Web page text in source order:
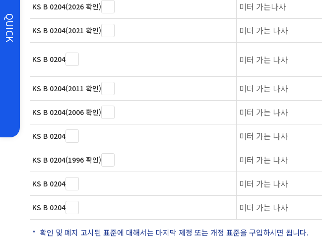
QUICK
KS B 0204(2026 확인) 미터 가는나사
KS B 0204(2021 확인) 미터 가는 나사
KS B 0204 미터 가는 나사
KS B 0204(2011 확인) 미터 가는 나사
KS B 0204(2006 확인) 미터 가는 나사
KS B 0204 미터 가는 나사
KS B 0204(1996 확인) 미터 가는 나사
KS B 0204 미터 가는 나사
KS B 0204 미터 가는 나사
확인 및 폐지 고시된 표준에 대해서는 마지막 제정 또는 개정 표준을 구입하시면 됩니다.